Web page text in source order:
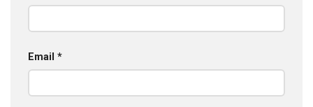
Email *